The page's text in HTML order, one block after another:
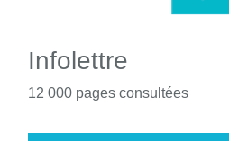
Infolettre
12 000 pages consultées